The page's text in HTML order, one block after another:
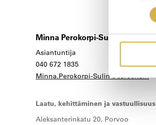
Minna Perokorpi-Sulin
Asiantuntija
040 672 1835
Minna.Perokorpi-Sulin@careeria.fi
Laatu, kehittäminen ja vastuullisuus
Aleksanterinkatu 20, Porvoo